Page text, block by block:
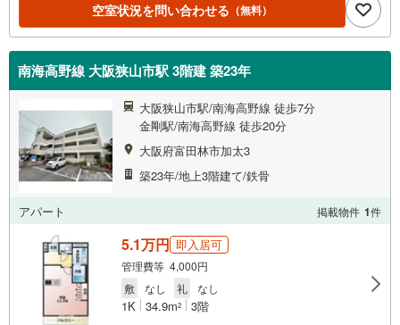
空室状況を問い合わせる （無料）
南海高野線 大阪狭山市駅 3階建 築23年
大阪狭山市駅/南海高野線 徒歩7分
金剛駅/南海高野線 徒歩20分
大阪府富田林市加太3
築23年/地上3階建て/鉄骨
アパート 掲載物件 1件
5.1万円 即入居可
管理費等 4,000円
敷
なし 礼 なし
1K 34.9m2 3階